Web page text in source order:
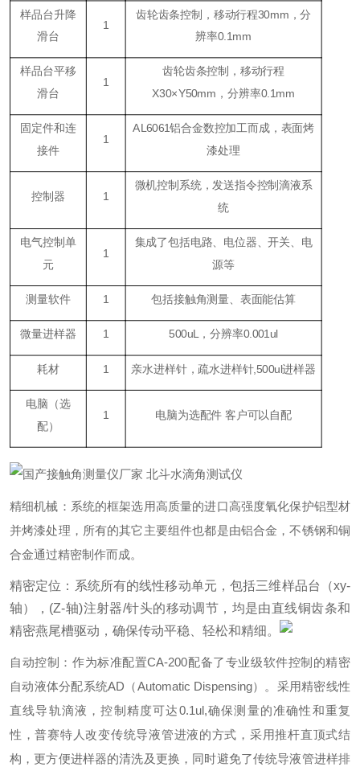
样品台升降
滑台
1
齿轮齿条控制，移动行程30mm，分
辨率0.1mm
样品台平移
滑台
1
齿轮齿条控制，移动行程
X30×Y50mm，分辨率0.1mm
固定件和连
接件
1
AL6061铝合金数控加工而成，表面烤
漆处理
控制器 1
微机控制系统，发送指令控制滴液系
统
电气控制单
元
1
集成了包括电路、电位器、开关、电
源等
测量软件 1 包括接触角测量、表面能估算
微量进样器 1 500uL，分辨率0.001ul
耗材 1 亲水进样针，疏水进样针,500ul进样器
电脑（选
配）
1 电脑为选配件 客户可以自配
精细机械：系统的框架选用高质量的进口高强度氧化保护铝型材
并烤漆处理，所有的其它主要组件也都是由铝合金，不锈钢和铜
合金通过精密制作而成。
精密定位：系统所有的线性移动单元，包括三维样品台（xy-
轴），(Z-轴)注射器/针头的移动调节，均是由直线铜齿条和
精密燕尾槽驱动，确保传动平稳、轻松和精细。
自动控制：作为标准配置CA-200配备了专业级软件控制的精密
自动液体分配系统AD（Automatic Dispensing）。采用精密线性
直线导轨滴液，控制精度可达0.1ul,确保测量的准确性和重复
性，普赛特人改变传统导液管进液的方式，采用推杆直顶式结
构，更方便进样器的清洗及更换，同时避免了传统导液管进样排